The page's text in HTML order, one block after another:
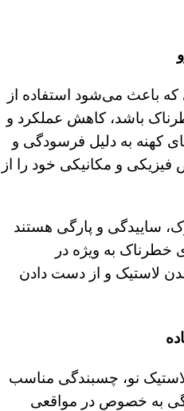
که باعث می‌شود استفاده از
باشد، کاهش عملکرد و
کهنه به دلیل فرسودگی و
و مکانیکی خود را از
ساییدگی و پارگی هستند
خطرناک به ویژه در
لاستیک و از دست دادن
نو، چسبندگی مناسب
به خصوص در مواقعی